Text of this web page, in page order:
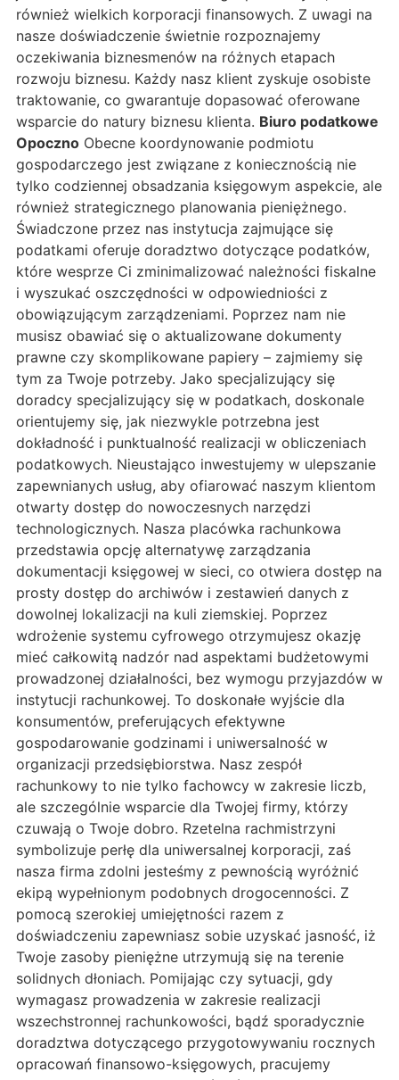
również wielkich korporacji finansowych. Z uwagi na
nasze doświadczenie świetnie rozpoznajemy
oczekiwania biznesmenów na różnych etapach
rozwoju biznesu. Każdy nasz klient zyskuje osobiste
traktowanie, co gwarantuje dopasować oferowane
wsparcie do natury biznesu klienta. Biuro podatkowe
Opoczno Obecne koordynowanie podmiotu
gospodarczego jest związane z koniecznością nie
tylko codziennej obsadzania księgowym aspekcie, ale
również strategicznego planowania pieniężnego.
Świadczone przez nas instytucja zajmujące się
podatkami oferuje doradztwo dotyczące podatków,
które wesprze Ci zminimalizować należności fiskalne
i wyszukać oszczędności w odpowiedniości z
obowiązującym zarządzeniami. Poprzez nam nie
musisz obawiać się o aktualizowane dokumenty
prawne czy skomplikowane papiery – zajmiemy się
tym za Twoje potrzeby. Jako specjalizujący się
doradcy specjalizujący się w podatkach, doskonale
orientujemy się, jak niezwykle potrzebna jest
dokładność i punktualność realizacji w obliczeniach
podatkowych. Nieustająco inwestujemy w ulepszanie
zapewnianych usług, aby ofiarować naszym klientom
otwarty dostęp do nowoczesnych narzędzi
technologicznych. Nasza placówka rachunkowa
przedstawia opcję alternatywę zarządzania
dokumentacji księgowej w sieci, co otwiera dostęp na
prosty dostęp do archiwów i zestawień danych z
dowolnej lokalizacji na kuli ziemskiej. Poprzez
wdrożenie systemu cyfrowego otrzymujesz okazję
mieć całkowitą nadzór nad aspektami budżetowymi
prowadzonej działalności, bez wymogu przyjazdów w
instytucji rachunkowej. To doskonałe wyjście dla
konsumentów, preferujących efektywne
gospodarowanie godzinami i uniwersalność w
organizacji przedsiębiorstwa. Nasz zespół
rachunkowy to nie tylko fachowcy w zakresie liczb,
ale szczególnie wsparcie dla Twojej firmy, którzy
czuwają o Twoje dobro. Rzetelna rachmistrzyni
symbolizuje perłę dla uniwersalnej korporacji, zaś
nasza firma zdolni jesteśmy z pewnością wyróżnić
ekipą wypełnionym podobnych drogocenności. Z
pomocą szerokiej umiejętności razem z
doświadczeniu zapewniasz sobie uzyskać jasność, iż
Twoje zasoby pieniężne utrzymują się na terenie
solidnych dłoniach. Pomijając czy sytuacji, gdy
wymagasz prowadzenia w zakresie realizacji
wszechstronnej rachunkowości, bądź sporadycznie
doradztwa dotyczącego przygotowywaniu rocznych
opracowań finansowo-księgowych, pracujemy